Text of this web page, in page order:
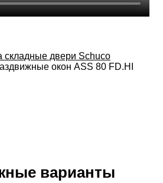
варианты